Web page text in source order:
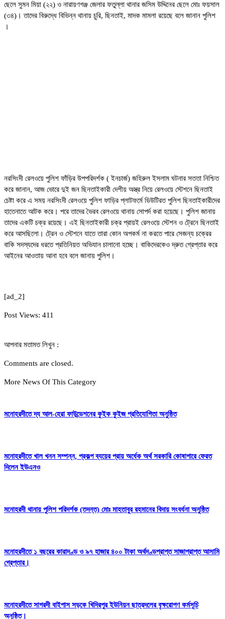
ছেলে সুমন মিয়া (২২) ও নারায়ণগঞ্জ জেলার ফতুল্লা থানার জসিম উদ্দিনের ছেলে মোঃ ফয়সাল
(৩৪)। তাদের বিরুদ্ধে বিভিন্ন থানায় চুরি, ছিনতাই, মাদক মামলা রয়েছে বলে জানান পুলিশ
।
নরসিংদী রেলওয়ে পুলিশ ফাঁড়ির উপপরিদর্শক ( ইনচার্জ) জহিরুল ইসলাম ঘটনার সততা নিশ্চিত
করে জানান, আজ ভোরে দুই জন ছিনতাইকারী দেশীয় অস্ত্র নিয়ে রেলওয়ে স্টেশনে ছিনতাই
চেষ্টা করে এ সময় নরসিংদী রেলওয়ে পুলিশ ফাড়ির প্লাটফর্মে ডিউটিরত পুলিশ ছিনতাইকারীদের
হাতেনাতে আটক করে। পরে তাদের ভৈরব রেলওয়ে থানায় সোপর্দ করা হয়েছে। পুলিশ জানায়
তাদের একটি চক্র রয়েছে। এই ছিনতাইকারী চক্র প্রায়ই রেলওয়ে স্টেশন ও ট্রেনে ছিনতাই
করে আসছিলো। ট্রেন ও স্টেশনে যাতে তারা কোন অপকর্ম না করতে পারে সেজন্য চক্রের
বাকি সদস্যদের ধরতে প্রতিনিয়ত অভিযান চালানো হচ্ছে। বাকিদেরকেও দ্রুত গ্রেপ্তার করে
আইনের আওতায় আনা হবে বলে জানায় পুলিশ।
[ad_2]
Post Views: 411
আপনার মতামত লিখুন :
Comments are closed.
More News Of This Category
মনোহরদীতে দ্য আল-হেরা ফাউন্ডেশনের কুইক কুইজ প্রতিযোগিতা অনুষ্ঠিত
মনোহরদীতে খাল খনন সম্পন্ন, প্রকল্প ব্যয়ের প্রায় অর্ধেক অর্থ সরকারি কোষাগারে ফেরত
দিলেন ইউএনও
মনোহরদী থানায় পুলিশ পরিদর্শক (তদন্ত) মোঃ মাহতাবুর রহমানের বিদায় সংবর্ধনা অনুষ্ঠিত
মনোহরদীতে ১ বছরের কারাদণ্ড ও ৯৭ হাজার ৪০০ টাকা অর্থদণ্ডপ্রাপ্ত সাজাপ্রাপ্ত আসামি
গ্রেপ্তার।
মনোহরদীতে সাগরদী বাইপাস সড়কে খিদিরপুর ইউনিয়ন ছাত্রদলের বৃক্ষরোপণ কর্মসূচি
অনুষ্ঠিত।